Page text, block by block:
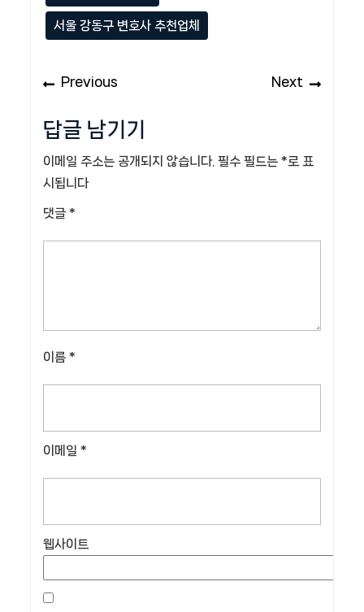
서울 강동구 변호사 추천업체
탐
색
Previous Next
답글 남기기
이메일 주소는 공개되지 않습니다. 필수 필드는 *로 표
시됩니다
댓글 *
이름 *
이메일 *
웹사이트